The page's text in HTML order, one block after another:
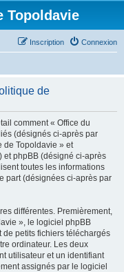
Topoldavie
Connexion
Inscription
de
comment « Office du
(désignés ci-après par
de Topoldavie » et
et phpBB (désigné ci-après
toutes les informations
part (désignées ci-après par
différentes. Premièrement,
», le logiciel phpBB
petits fichiers téléchargés
ordinateur. Les deux
utilisateur et un identifiant
assignés par le logiciel